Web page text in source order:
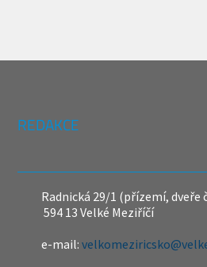
REDAKCE
Radnická 29/1 (přízemí, dveře
594 13 Velké Meziříčí
e-mail: